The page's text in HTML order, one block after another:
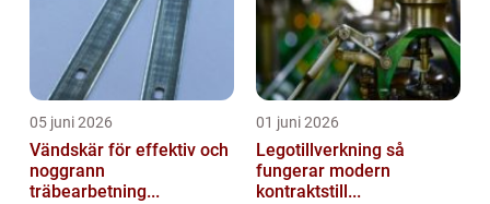
05 juni 2026
Vändskär för effektiv och
noggrann
träbearbetning...
01 juni 2026
Legotillverkning så
fungerar modern
kontraktstill...